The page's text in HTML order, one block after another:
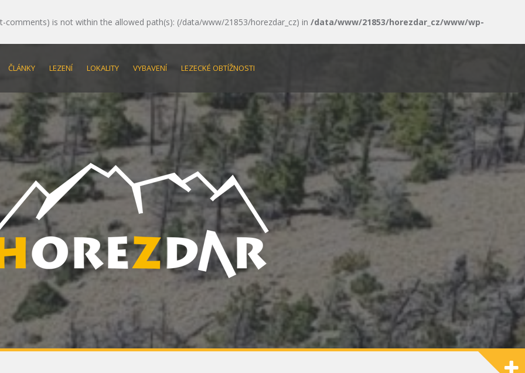
comments) is not within the allowed path(s): (/data/www/21853/horezdar_cz) in /data/www/21853/horezdar_cz/www/wp-
ČLÁNKY LEZENÍ LOKALITY VYBAVENÍ LEZECKÉ OBTÍŽNOSTI